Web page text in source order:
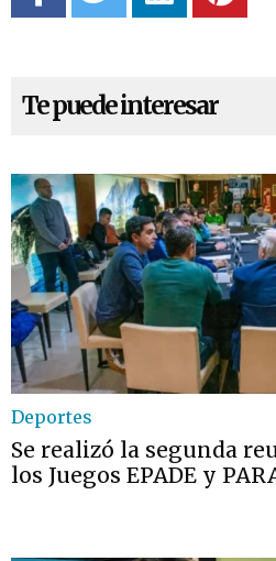
Te puede interesar
Deportes
Se realizó la segunda
los Juegos EPADE y